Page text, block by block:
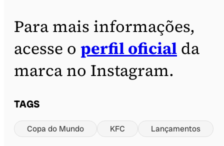
Para mais informações,
acesse o perfil oficial da
marca no Instagram.
TAGS
Copa do Mundo KFC Lançamentos